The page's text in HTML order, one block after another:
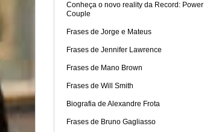
Conheça o novo reality da Record: Power
Couple
Frases de Jorge e Mateus
Frases de Jennifer Lawrence
Frases de Mano Brown
Frases de Will Smith
Biografia de Alexandre Frota
Frases de Bruno Gagliasso